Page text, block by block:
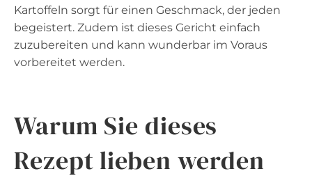
Kartoffeln sorgt für einen Geschmack, der jeden
begeistert. Zudem ist dieses Gericht einfach
zuzubereiten und kann wunderbar im Voraus
vorbereitet werden.
Warum Sie dieses
Rezept lieben werden